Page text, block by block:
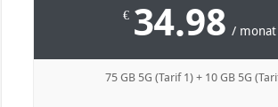
€ 34.98 / monat
75 GB 5G (Tarif 1) + 10 GB 5G